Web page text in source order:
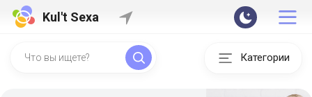
Kul't Sexa
Категории